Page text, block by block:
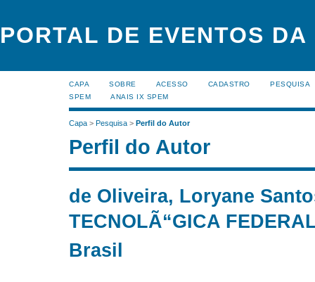
PORTAL DE EVENTOS DA
CAPA SOBRE ACESSO CADASTRO
PESQUISA
SPEM
ANAIS IX SPEM
Capa > Pesquisa > Perfil do Autor
Perfil do Autor
de Oliveira, Loryane
TECNOLÃ“GICA
Brasil